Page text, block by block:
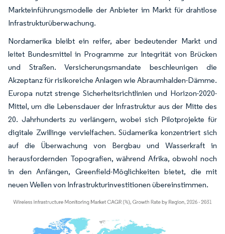
Markteinführungsmodelle der Anbieter im Markt für drahtlose
Infrastrukturüberwachung.
Nordamerika bleibt ein reifer, aber bedeutender Markt und
leitet Bundesmittel in Programme zur Integrität von Brücken
und Straßen. Versicherungsmandate beschleunigen die
Akzeptanz für risikoreiche Anlagen wie Abraumhalden-Dämme.
Europa nutzt strenge Sicherheitsrichtlinien und Horizon-2020-
Mittel, um die Lebensdauer der Infrastruktur aus der Mitte des
20. Jahrhunderts zu verlängern, wobei sich Pilotprojekte für
digitale Zwillinge vervielfachen. Südamerika konzentriert sich
auf die Überwachung von Bergbau und Wasserkraft in
herausfordernden Topografien, während Afrika, obwohl noch
in den Anfängen, Greenfield-Möglichkeiten bietet, die mit
neuen Wellen von Infrastrukturinvestitionen übereinstimmen.